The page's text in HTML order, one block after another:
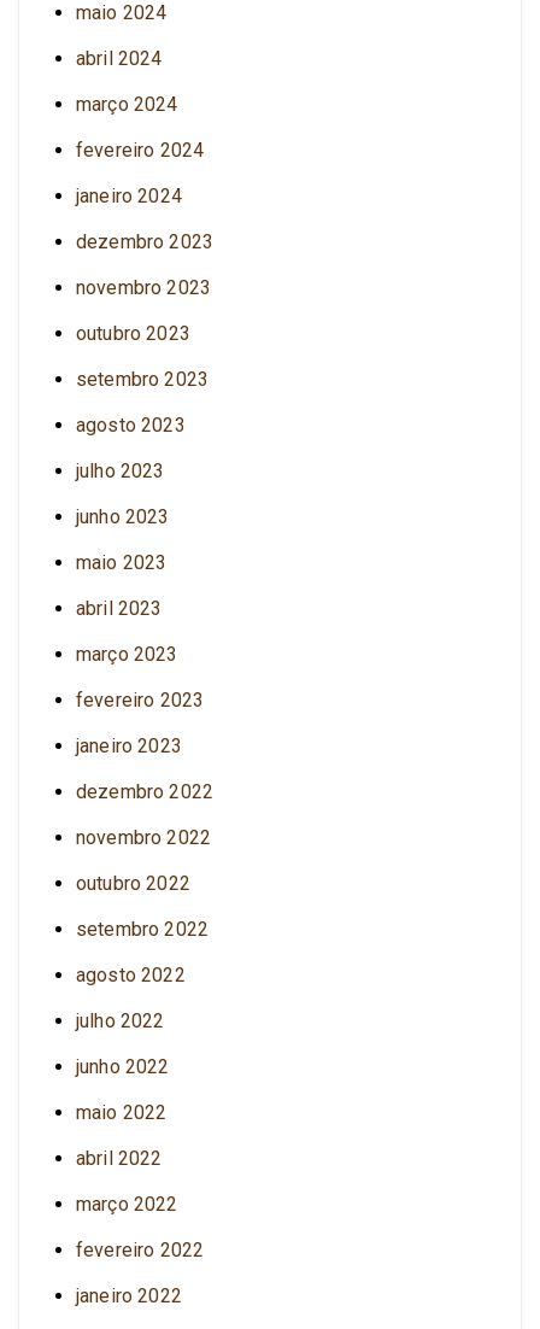
maio 2024
abril 2024
março 2024
fevereiro 2024
janeiro 2024
dezembro 2023
novembro 2023
outubro 2023
setembro 2023
agosto 2023
julho 2023
junho 2023
maio 2023
abril 2023
março 2023
fevereiro 2023
janeiro 2023
dezembro 2022
novembro 2022
outubro 2022
setembro 2022
agosto 2022
julho 2022
junho 2022
maio 2022
abril 2022
março 2022
fevereiro 2022
janeiro 2022